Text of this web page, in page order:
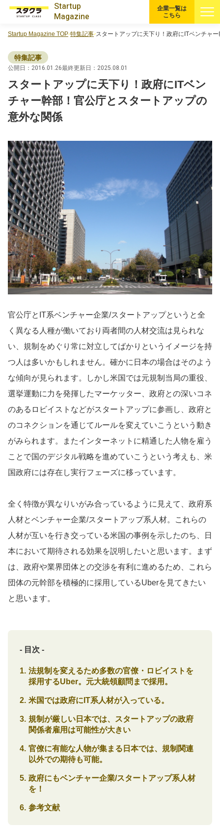
Startup
Magazine
注目スタートアップ
イベント・セミナー
特集記事
CEOインタビュー
転職
大学発スタートアップ
導入事例
企業一覧は
こちら
Startup Magazine TOP 特集記事 スタートアップに天下り！政府にITベンチャ
特集記事
公開日：2016.01.26最終更新日：2025.08.01
スタートアップに天下り！政府にITベン
チャー幹部！官公庁とスタートアップの
意外な関係
官公庁とIT系ベンチャー企業/スタートアップというと全
く異なる人種が働いており両者間の人材交流は見られな
い、規制をめぐり常に対立してばかりというイメージを持
つ人は多いかもしれません。確かに日本の場合はそのよう
な傾向が見られます。しかし米国では元規制当局の重役、
選挙運動に力を発揮したマーケッター、政府との深いコネ
のあるロビイストなどがスタートアップに参画し、政府と
のコネクションを通じてルールを変えていこうという動き
がみられます。またインターネットに精通した人物を雇う
ことで国のデジタル戦略を進めていこうという考えも、米
国政府には存在し実行フェーズに移っています。
全く特徴が異なりいがみ合っているように見えて、政府系
人材とベンチャー企業/スタートアップ系人材。これらの
人材が互いを行き交っている米国の事例を示したのち、日
本において期待される効果を説明したいと思います。まず
は、政府や業界団体との交渉を有利に進めるため、これら
団体の元幹部を積極的に採用しているUberを見てきたい
と思います。
- 目次 -
法規制を変えるため多数の官僚・ロビイストを
採用するUber。元大統領顧問まで採用。
米国では政府にIT系人材が入っている。
規制が厳しい日本では、スタートアップの政府
関係者雇用は可能性が大きい
官僚に有能な人物が集まる日本では、規制関連
以外での期待も可能。
政府にもベンチャー企業/スタートアップ系人材
を！
参考文献